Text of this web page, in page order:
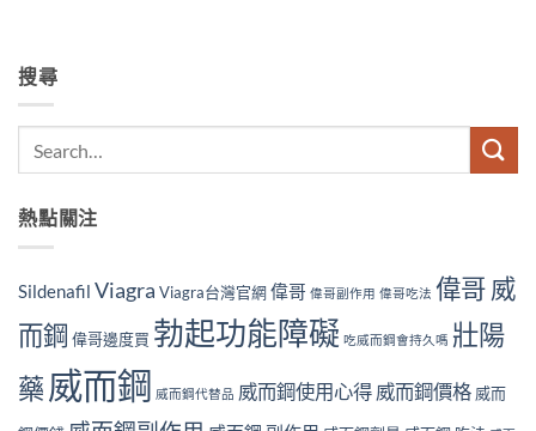
搜尋
熱點關注
Sildenafil Viagra Viagra台灣官網偉哥 偉哥副作用 偉哥吃法 偉哥 威
而鋼 偉哥邊度買 勃起功能障礙 吃威而鋼會持久嗎 壯陽
藥 威而鋼 威而鋼代替品 威而鋼使用心得 威而鋼價格 威而